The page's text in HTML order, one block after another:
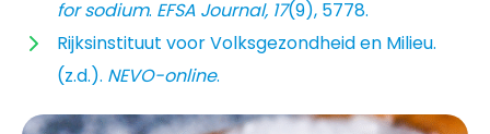
for sodium. EFSA Journal, 17(9), 5778.
Rijksinstituut voor Volksgezondheid en Milieu.
(z.d.). NEVO-online.